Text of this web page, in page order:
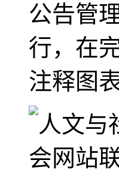
公告管
行，在
注释图